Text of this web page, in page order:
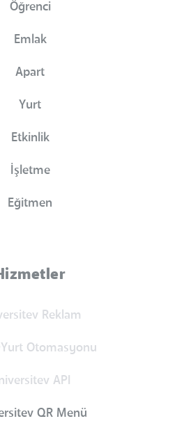
Öğrenci
Emlak
Apart
Yurt
Etkinlik
İşletme
Eğitmen
Reklam
Otomasyonu
API
QR Menü